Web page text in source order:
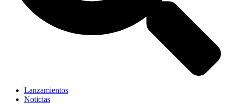
Lanzamientos
Noticias